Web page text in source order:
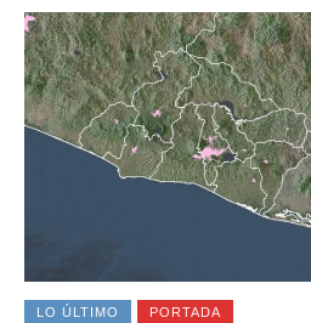
LO ÚLTIMO PORTADA